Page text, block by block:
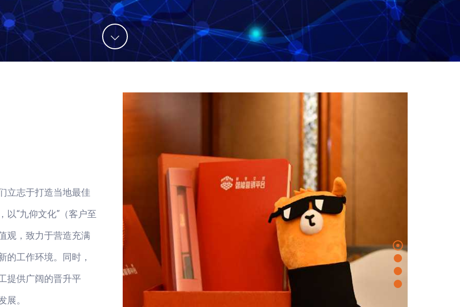
立志于打造当地最佳
以“九仰文化”（客户至
观，致力于营造充满
的工作环境。同时，
提供广阔的晋升平
展。